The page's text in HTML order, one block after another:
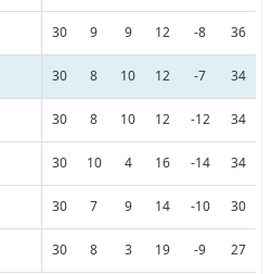
30 9 9 12 -8 36
30 8 10 12 -7 34
30 8 10 12 -12 34
30 10 4 16 -14 34
30 7 9 14 -10 30
30 8 3 19 -9 27